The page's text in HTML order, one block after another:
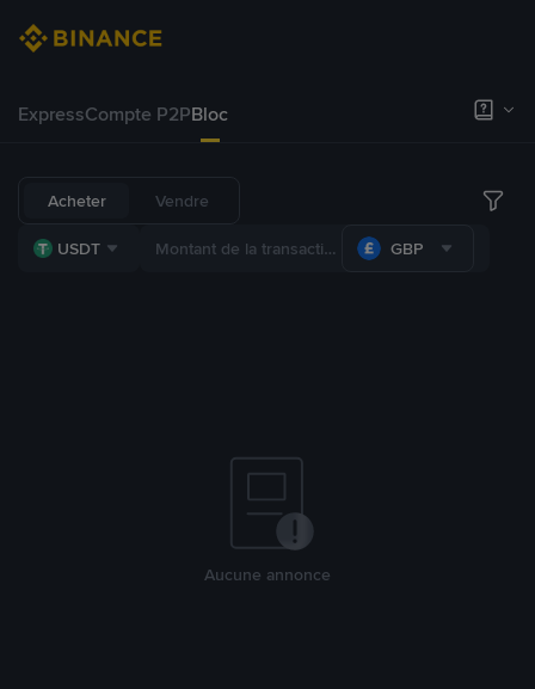
ExpressCompte P2PBloc
Acheter Vendre
USDT GBP
Aucune annonce